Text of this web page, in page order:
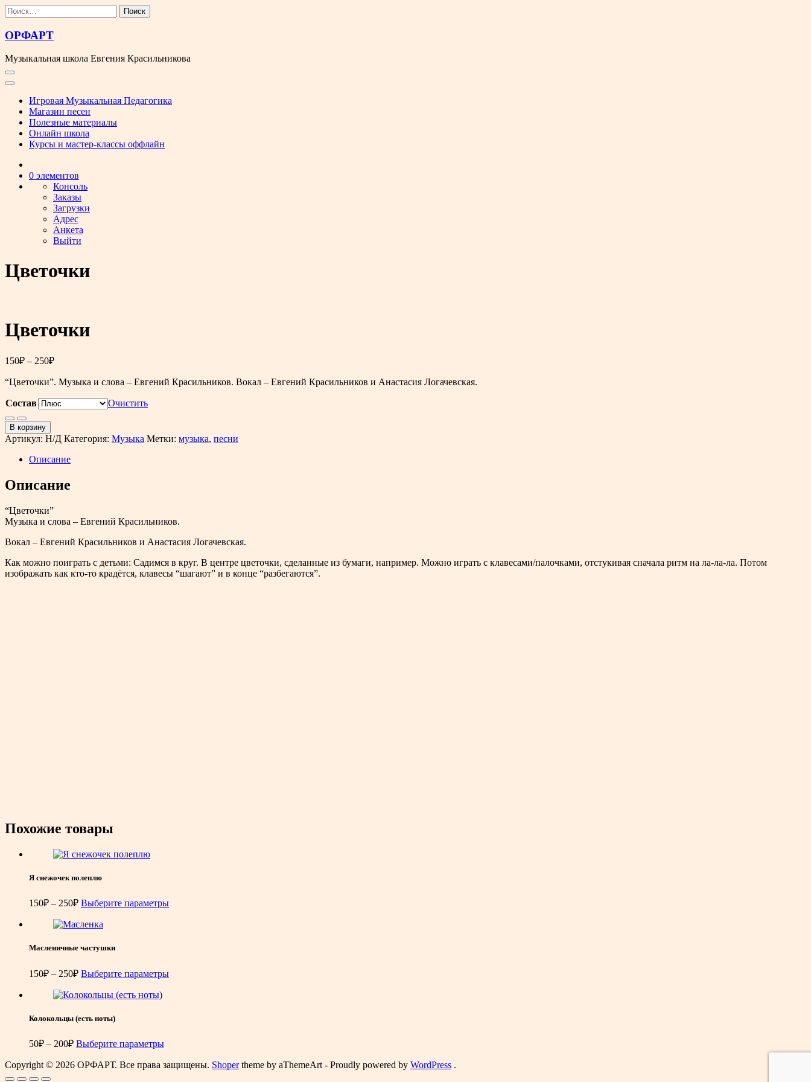
Перейти
к
содержимому
Найти:
ОРФАРТ
Музыкальная школа Евгения Красильникова
Игровая Музыкальная Педагогика
Магазин песен
Полезные материалы
Онлайн школа
Курсы и мастер-классы оффлайн
0 элементов
Консоль
Заказы
Загрузки
Адрес
Анкета
Выйти
Цветочки
Цветочки
150₽ – 250₽Диапазон
150₽
250₽
“Цветочки”. Музыка и слова – Евгений Красильников. Вокал – Евгений Красильников и Анастасия Логачевская.
Состав
Очистить
Количество
товара
Цветочки
В корзину
Артикул: Н/Д Категория: Музыка Метки: музыка, песни
Описание
Описание
“Цветочки”
Музыка и слова – Евгений Красильников.
Вокал – Евгений Красильников и Анастасия Логачевская.
Как можно поиграть с детьми: Садимся в круг. В центре цветочки, сделанные из бумаги, например. Можно играть с клавесами/палочками, отстукивая сначала ритм на ла-ла-ла. Потом
изображать как кто-то крадётся, клавесы “шагают” и в конце “разбегаются”.
Похожие товары
Я снежочек полеплю
150₽ – 250₽Диапазон
150₽
250₽
Выберите параметры
Масленичные частушки
150₽ – 250₽Диапазон
150₽
250₽
Выберите параметры
Колокольцы (есть ноты)
50₽ – 200₽Диапазон
50₽
Выберите параметры
Copyright © 2026 ОРФАРТ. Все права защищены. Shopertheme by aThemeArt - Proudly powered by WordPress .